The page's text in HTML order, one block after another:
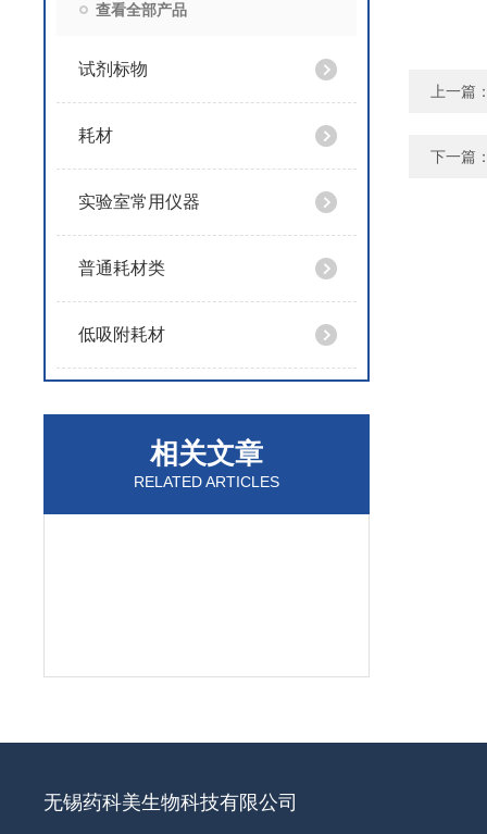
查看全部产品
试剂标物
耗材
实验室常用仪器
普通耗材类
低吸附耗材
相关文章
RELATED ARTICLES
上一篇
下一篇
无锡药科美生物科技有限公司